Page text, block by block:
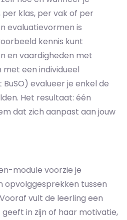
klas, per vak of per
evaluatievormen is
kennis kunt
en vaardigheden met
een individueel
evalueer je enkel de
Het resultaat: één
dat zich aanpast aan jouw
module voorzie je
opvolggesprekken tussen
vult de leerling een
in zijn of haar motivatie,